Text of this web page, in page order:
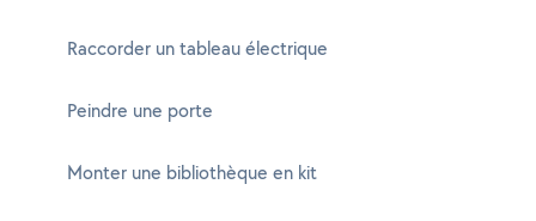
Raccorder un tableau électrique
Peindre une porte
Monter une bibliothèque en kit